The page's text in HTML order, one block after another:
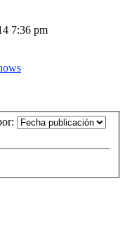
7:36 pm